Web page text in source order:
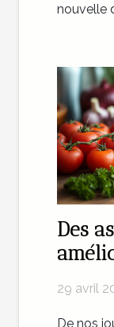
nouvelle
Des
maison
29 avril
De nos